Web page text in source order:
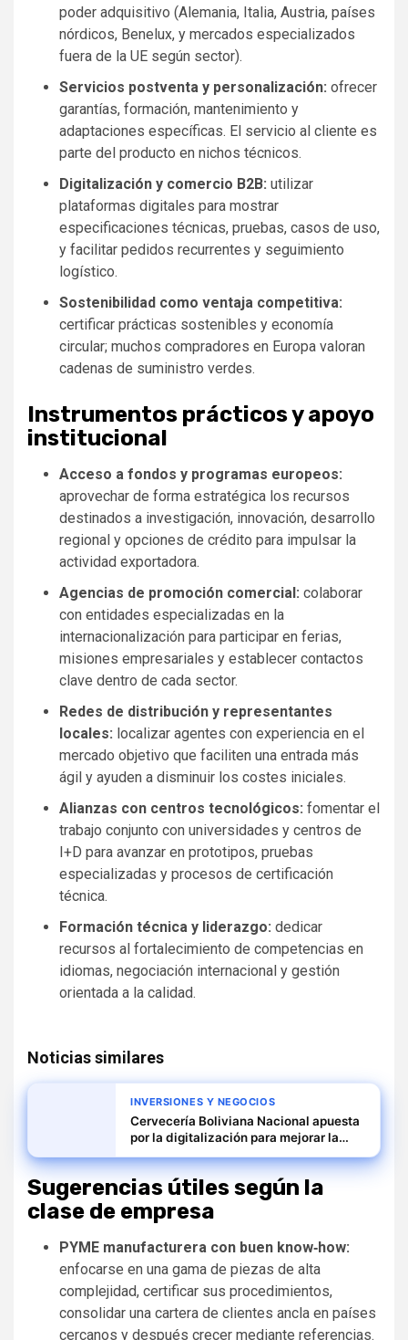
poder adquisitivo (Alemania, Italia, Austria, países
nórdicos, Benelux, y mercados especializados
fuera de la UE según sector).
Servicios postventa y personalización: ofrecer
garantías, formación, mantenimiento y
adaptaciones específicas. El servicio al cliente es
parte del producto en nichos técnicos.
Digitalización y comercio B2B: utilizar
plataformas digitales para mostrar
especificaciones técnicas, pruebas, casos de uso,
y facilitar pedidos recurrentes y seguimiento
logístico.
Sostenibilidad como ventaja competitiva:
certificar prácticas sostenibles y economía
circular; muchos compradores en Europa valoran
cadenas de suministro verdes.
Instrumentos prácticos y apoyo
institucional
Acceso a fondos y programas europeos:
aprovechar de forma estratégica los recursos
destinados a investigación, innovación, desarrollo
regional y opciones de crédito para impulsar la
actividad exportadora.
Agencias de promoción comercial: colaborar
con entidades especializadas en la
internacionalización para participar en ferias,
misiones empresariales y establecer contactos
clave dentro de cada sector.
Redes de distribución y representantes
locales: localizar agentes con experiencia en el
mercado objetivo que faciliten una entrada más
ágil y ayuden a disminuir los costes iniciales.
Alianzas con centros tecnológicos: fomentar el
trabajo conjunto con universidades y centros de
I+D para avanzar en prototipos, pruebas
especializadas y procesos de certificación
técnica.
Formación técnica y liderazgo: dedicar
recursos al fortalecimiento de competencias en
idiomas, negociación internacional y gestión
orientada a la calidad.
Noticias similares
INVERSIONES Y NEGOCIOS
Cervecería Boliviana Nacional apuesta
por la digitalización para mejorar la
eficiencia productiva
Sugerencias útiles según la
clase de empresa
PYME manufacturera con buen know‑how:
enfocarse en una gama de piezas de alta
complejidad, certificar sus procedimientos,
consolidar una cartera de clientes ancla en países
cercanos y después crecer mediante referencias.